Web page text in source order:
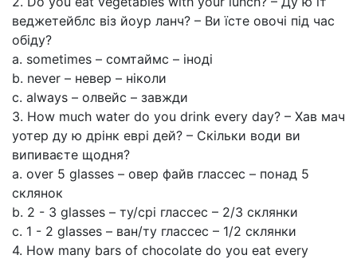
веджетейблс віз йоур ланч? – Ви їсте овочі під час
обіду?
a. sometimes – сомтаймс – іноді
b. never – невер – ніколи
c. always – олвейс – завжди
3. How much water do you drink every day? – Хав мач
уотер ду ю дрінк еврі дей? – Скільки води ви
випиваєте щодня?
a. over 5 glasses – овер файв глассес – понад 5
склянок
b. 2 - 3 glasses – ту/срі глассес – 2/3 склянки
c. 1 - 2 glasses – ван/ту глассес – 1/2 склянки
4. How many bars of chocolate do you eat every